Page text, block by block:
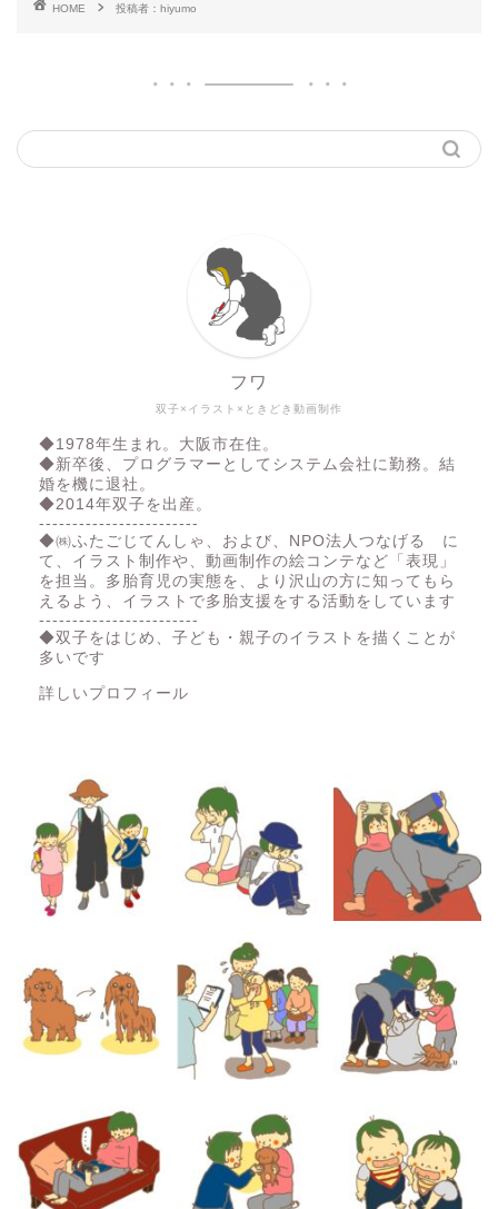
HOME 投稿者：hiyumo
双子×イラスト×ときどき動画制作
フワ
◆1978年生まれ。大阪市在住。
◆新卒後、プログラマーとしてシステム会社に勤務。結
婚を機に退社。
◆2014年双子を出産。
------------------------
◆㈱ふたごじてんしゃ、および、NPO法人つなげる に
て、イラスト制作や、動画制作の絵コンテなど「表現」
を担当。多胎育児の実態を、より沢山の方に知ってもら
えるよう、イラストで多胎支援をする活動をしています
------------------------
◆双子をはじめ、子ども・親子のイラストを描くことが
多いです
詳しいプロフィール